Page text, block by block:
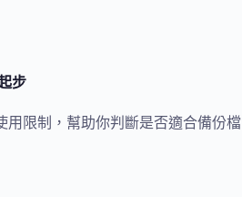
步
用限制，幫助你判斷是否適合備份檔